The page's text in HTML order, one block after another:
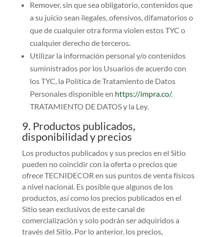
Remover, sin que sea obligatorio, contenidos que
a su juicio sean ilegales, ofensivos, difamatorios o
que de cualquier otra forma violen estos TYC o
cualquier derecho de terceros.
Utilizar la información personal y/o contenidos
suministrados por los Usuarios de acuerdo con
los TYC, la Política de Tratamiento de Datos
Personales disponible en https://impra.co/.
TRATAMIENTO DE DATOS y la Ley.
9. Productos publicados,
disponibilidad y precios
Los productos publicados y sus precios en el Sitio
pueden no coincidir con la oferta o precios que
ofrece TECNIDECOR en sus puntos de venta físicos
a nivel nacional. Es posible que algunos de los
productos, así como los precios publicados en el
Sitio sean exclusivos de este canal de
comercialización y solo podrán ser adquiridos a
través del Sitio. Por lo anterior, los precios,